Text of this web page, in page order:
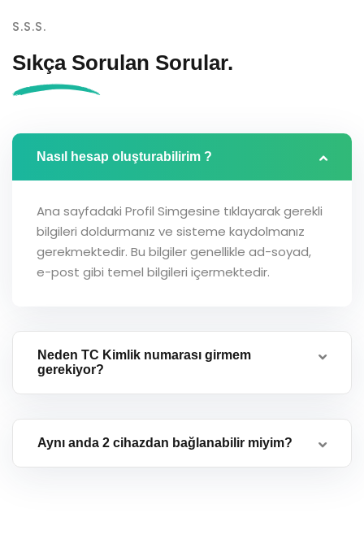
S.S.S.
Sıkça Sorulan Sorular.
Nasıl hesap oluşturabilirim ?
Ana sayfadaki Profil Simgesine tıklayarak gerekli
bilgileri doldurmanız ve sisteme kaydolmanız
gerekmektedir. Bu bilgiler genellikle ad-soyad,
e-post gibi temel bilgileri içermektedir.
Neden TC Kimlik numarası girmem
gerekiyor?
Aynı anda 2 cihazdan bağlanabilir miyim?